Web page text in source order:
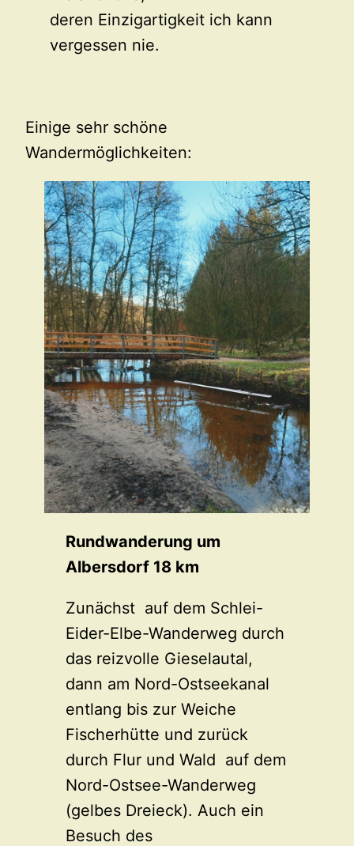
deren Einzigartigkeit ich kann
vergessen nie.
Einige sehr schöne
Wandermöglichkeiten:
Rundwanderung um
Albersdorf 18 km
Zunächst auf dem Schlei-
Eider-Elbe-Wanderweg durch
das reizvolle Gieselautal,
dann am Nord-Ostseekanal
entlang bis zur Weiche
Fischerhütte und zurück
durch Flur und Wald auf dem
Nord-Ostsee-Wanderweg
(gelbes Dreieck). Auch ein
Besuch des